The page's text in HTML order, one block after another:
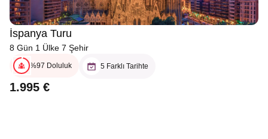
İspanya Turu
8 Gün 1 Ülke 7 Şehir
%97 Doluluk 5 Farklı Tarihte
1.995 €